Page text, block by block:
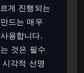
게 진행되는
드는 매우
용합니다.
것은 필수
각적 선명